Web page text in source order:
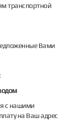
транспортной
Вами
с нашими
на Ваш адрес